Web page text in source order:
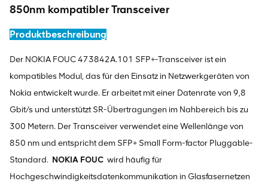
850nm kompatibler Transceiver
Produktbeschreibung
Der NOKIA FOUC 473842A.101 SFP+-Transceiver ist ein
kompatibles Modul, das für den Einsatz in Netzwerkgeräten von
Nokia entwickelt wurde. Er arbeitet mit einer Datenrate von 9,8
Gbit/s und unterstützt SR-Übertragungen im Nahbereich bis zu
300 Metern. Der Transceiver verwendet eine Wellenlänge von
850 nm und entspricht dem SFP+ Small Form-factor Pluggable-
Standard. NOKIA FOUC wird häufig für
Hochgeschwindigkeitsdatenkommunikation in Glasfasernetzen